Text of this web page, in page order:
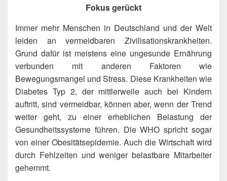
Fokus gerückt
Immer mehr Menschen in Deutschland und der Welt
leiden an vermeidbaren Zivilisationskrankheiten.
Grund dafür ist meistens eine ungesunde Ernährung
verbunden mit anderen Faktoren wie
Bewegungsmangel und Stress. Diese Krankheiten wie
Diabetes Typ 2, der mittlerweile auch bei Kindern
auftritt, sind vermeidbar, können aber, wenn der Trend
weiter geht, zu einer erheblichen Belastung der
Gesundheitssysteme führen. Die WHO spricht sogar
von einer Obesitätsepidemie. Auch die Wirtschaft wird
durch Fehlzeiten und weniger belastbare Mitarbeiter
gehemmt.